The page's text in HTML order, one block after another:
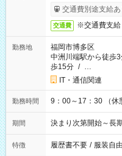
交通費別途支給あ
交通費 ※交通費支給
勤務地
福岡市博多区
中洲川端駅から徒歩
歩15分 / …
IT・通信関連
勤務時間 9：00～17：30 （休
期間 決まり次第開始～長
特徴 履歴書不要 / 服装自由